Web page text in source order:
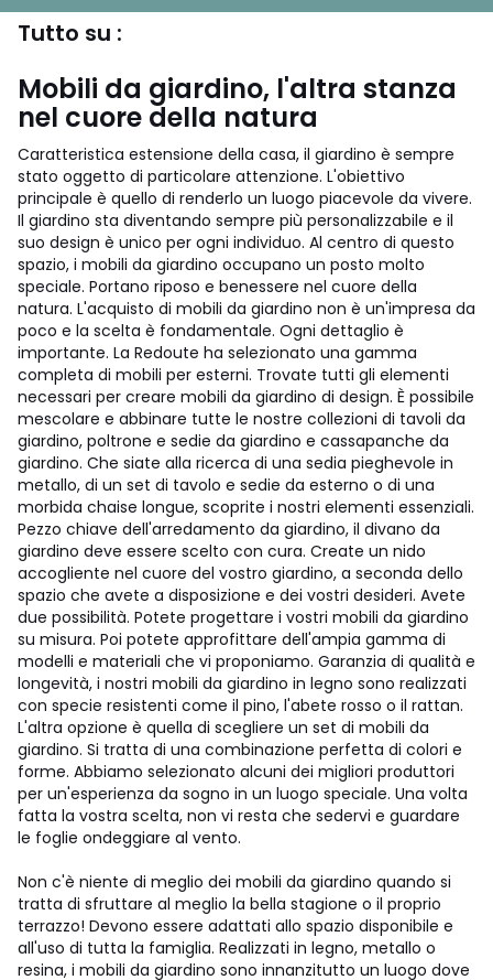
Tutto su :
Mobili da giardino, l'altra stanza
nel cuore della natura
Caratteristica estensione della casa, il giardino è sempre
stato oggetto di particolare attenzione. L'obiettivo
principale è quello di renderlo un luogo piacevole da vivere.
Il giardino sta diventando sempre più personalizzabile e il
suo design è unico per ogni individuo. Al centro di questo
spazio, i mobili da giardino occupano un posto molto
speciale. Portano riposo e benessere nel cuore della
natura. L'acquisto di mobili da giardino non è un'impresa da
poco e la scelta è fondamentale. Ogni dettaglio è
importante. La Redoute ha selezionato una gamma
completa di mobili per esterni. Trovate tutti gli elementi
necessari per creare mobili da giardino di design. È possibile
mescolare e abbinare tutte le nostre collezioni di tavoli da
giardino, poltrone e sedie da giardino e cassapanche da
giardino. Che siate alla ricerca di una sedia pieghevole in
metallo, di un set di tavolo e sedie da esterno o di una
morbida chaise longue, scoprite i nostri elementi essenziali.
Pezzo chiave dell'arredamento da giardino, il divano da
giardino deve essere scelto con cura. Create un nido
accogliente nel cuore del vostro giardino, a seconda dello
spazio che avete a disposizione e dei vostri desideri. Avete
due possibilità. Potete progettare i vostri mobili da giardino
su misura. Poi potete approfittare dell'ampia gamma di
modelli e materiali che vi proponiamo. Garanzia di qualità e
longevità, i nostri mobili da giardino in legno sono realizzati
con specie resistenti come il pino, l'abete rosso o il rattan.
L'altra opzione è quella di scegliere un set di mobili da
giardino. Si tratta di una combinazione perfetta di colori e
forme. Abbiamo selezionato alcuni dei migliori produttori
per un'esperienza da sogno in un luogo speciale. Una volta
fatta la vostra scelta, non vi resta che sedervi e guardare
le foglie ondeggiare al vento.
Non c'è niente di meglio dei mobili da giardino quando si
tratta di sfruttare al meglio la bella stagione o il proprio
terrazzo! Devono essere adattati allo spazio disponibile e
all'uso di tutta la famiglia. Realizzati in legno, metallo o
resina, i mobili da giardino sono innanzitutto un luogo dove